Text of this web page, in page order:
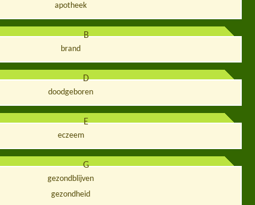
apotheek
B
brand
D
doodgeboren
E
eczeem
G
gezondblijven
gezondheid